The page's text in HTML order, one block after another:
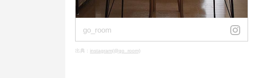
go_room
出典： instagram(@go_room)